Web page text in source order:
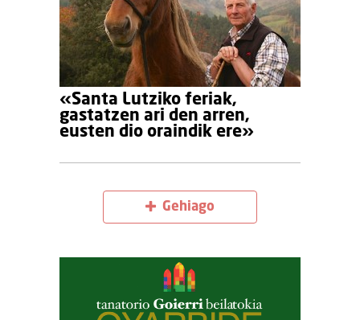
«Santa Lutziko feriak,
gastatzen ari den arren,
eusten dio oraindik ere»
Gehiago